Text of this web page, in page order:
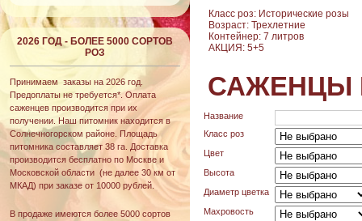
2026 ГОД - БОЛЕЕ 5000 СОРТОВ
РОЗ
Принимаем заказы на 2026 год.
Предоплаты не требуется*. Оплата
саженцев производится при их
получении. Наш питомник находится в
Солнечногорском районе. Площадь
питомника составляет 38 га. Доставка
производится бесплатно по Москве и
Московской области (не далее 30 км от
МКАД) при заказе от 10000 рублей.
В продаже имеются более 5000 сортов
Класс роз: Исторические розы
Возраст: Трехлетние
Контейнер: 7 литров
АКЦИЯ: 5+5
САЖЕНЦЫ
Название
Класс роз
Цвет
Высота
Диаметр цветка
Махровость